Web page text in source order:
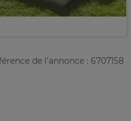
de l'annonce : 6707158